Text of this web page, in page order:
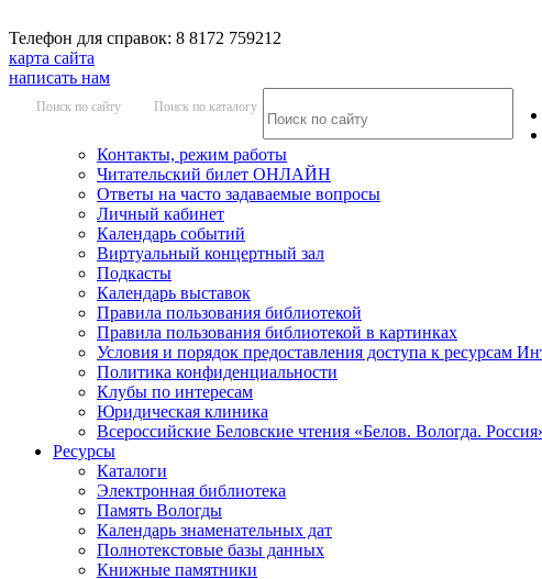
Телефон для справок: 8 8172 759212
карта сайта
написать нам
Поиск по сайту Поиск по каталогу
Контакты, режим работы
Читательский билет ОНЛАЙН
Ответы на часто задаваемые вопросы
Личный кабинет
Календарь событий
Виртуальный концертный зал
Подкасты
Календарь выставок
Правила пользования библиотекой
Правила пользования библиотекой в картинках
Условия и порядок предоставления доступа к ресурсам
Политика конфиденциальности
Клубы по интересам
Юридическая клиника
Всероссийские Беловские чтения «Белов. Вологда.
Ресурсы
Каталоги
Электронная библиотека
Память Вологды
Календарь знаменательных дат
Полнотекстовые базы данных
Книжные памятники